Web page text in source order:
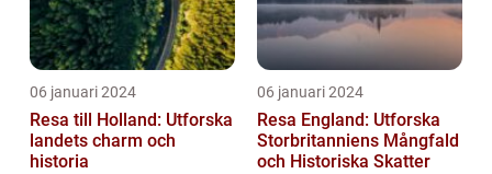
06 januari 2024
Resa till Holland: Utforska
landets charm och
historia
06 januari 2024
Resa England: Utforska
Storbritanniens Mångfald
och Historiska Skatter